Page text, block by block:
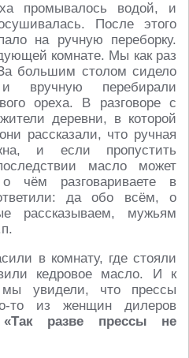
промывалось водой, и
После этого
на ручную переборку.
комнате. Мы как раз
большим столом сидело
вручную перебирали
ореха. В разговоре с
деревни, в которой
рассказали, что ручная
и если пропустить
масло может
чём разговариваете в
да обо всём, о
рассказываем, мужьям
в комнату, где стояли
кедровое масло. И к
мы увидели, что прессы
то из женщин дилеров
«Так разве прессы не